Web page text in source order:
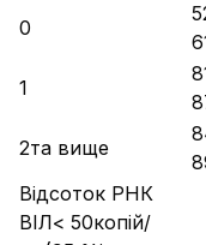
0
1
2та вище
Відсоток РНК
ВІЛ< 50копій/